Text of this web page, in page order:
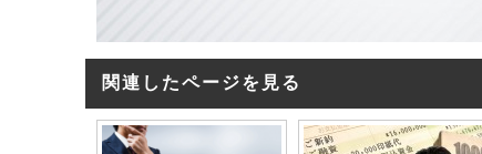
関連したページを見る